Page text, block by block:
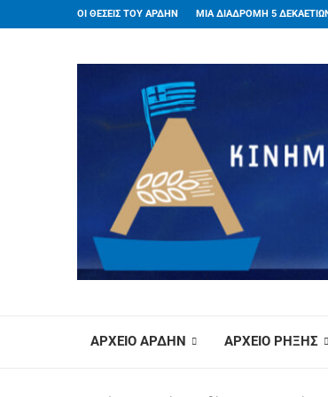
ΟΙ ΘΕΣΕΙΣ ΤΟΥ ΑΡΔΗΝ ΜΙΑ ΔΙΑΔΡΟΜΗ 5
ΑΡΧΕΙΟ ΑΡΔΗΝ ΑΡΧΕΙΟ ΡΗΞΗΣ